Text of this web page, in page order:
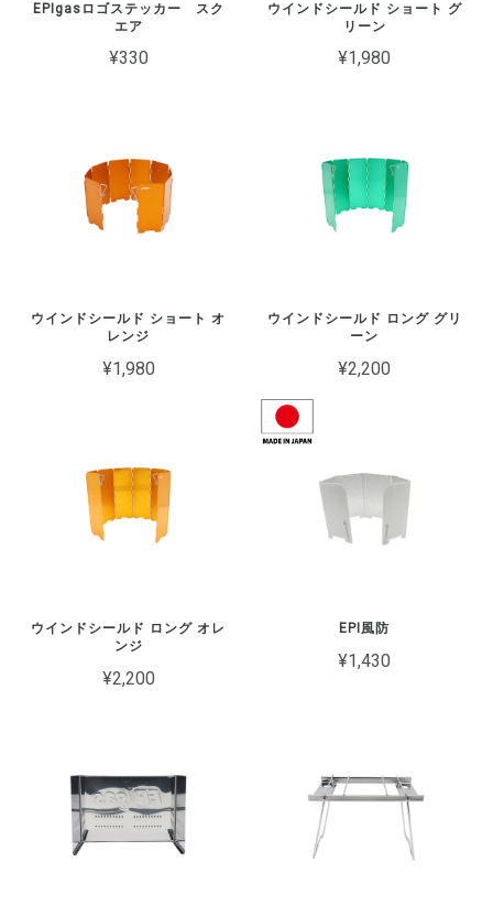
EPIgasロゴステッカー スク
エア
¥330
ウインドシールド ショート グ
リーン
¥1,980
ウインドシールド ショート オ
レンジ
¥1,980
ウインドシールド ロング グリ
ーン
¥2,200
ウインドシールド ロング オレ
ンジ
¥2,200
EPI風防
¥1,430